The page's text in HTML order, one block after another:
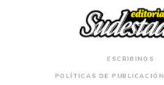
ESCRIBINOS
POLÍTICAS DE PUBLICACIÓN